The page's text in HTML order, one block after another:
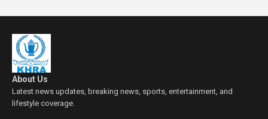
About Us
Latest news updates, breaking news, sports, entertainment, and
lifestyle coverage.